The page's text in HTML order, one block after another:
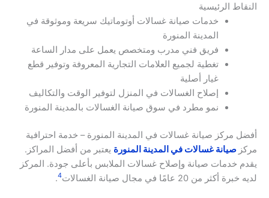
النقاط الرئيسية
خدمات صيانة غسالات أوتوماتيك سريعة وموثوقة في
المدينة المنورة
فريق فني مدرب ومتخصص يعمل على مدار الساعة
تغطية لجميع العلامات التجارية المعروفة وتوفير قطع
غيار أصلية
إصلاح الغسالات في المنزل لتوفير الوقت والتكاليف
نمو مطرد في سوق صيانة الغسالات بالمدينة المنورة
أفضل مركز صيانة غسالات في المدينة المنورة – خدمة احترافية
مركز صيانة غسالات في المدينة المنورة يعتبر من أفضل المراكز.
يقدم خدمات صيانة وإصلاح غسالات الملابس بأعلى جودة. المركز
لديه خبرة أكثر من 20 عامًا في مجال صيانة الغسالات
4
.